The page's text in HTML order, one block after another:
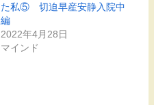
た私⑤ 切迫早産安静入院中
編
2022年4月28日
マインド